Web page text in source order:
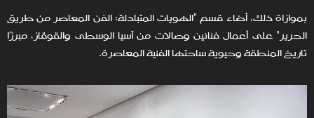
بموازاة ذلك، أضاء قسم "الهويات المتبادلة: الفن المعاصر من طريق
الحرير" على أعمال فنانين وصالات من آسيا الوسطى والقوقاز، مبرزًا
تاريخ المنطقة وحيوية ساحتها الفنية المعاصرة.